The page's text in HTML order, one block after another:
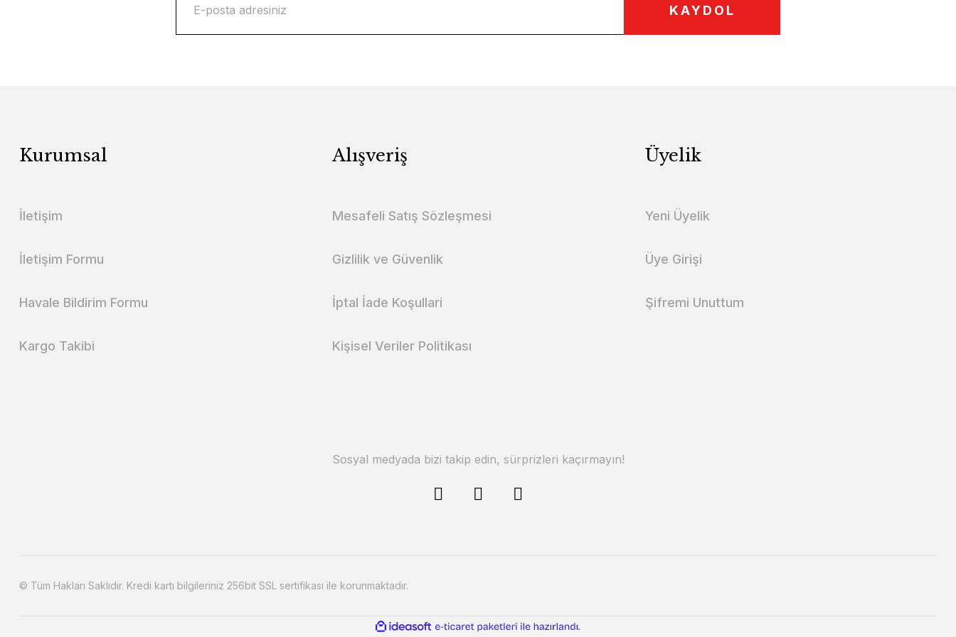
KAYDOL
Kurumsal
İletişim
İletişim Formu
Havale Bildirim Formu
Kargo Takibi
Alışveriş
Mesafeli Satış Sözleşmesi
Gizlilik ve Güvenlik
İptal İade Koşullari
Kişisel Veriler Politikası
Üyelik
Yeni Üyelik
Üye Girişi
Şifremi Unuttum
Sosyal medyada bizi takip edin, sürprizleri kaçırmayın!
© Tüm Hakları Saklıdır. Kredi kartı bilgileriniz 256bit SSL sertifikası ile korunmaktadır.
ideasoft
e-